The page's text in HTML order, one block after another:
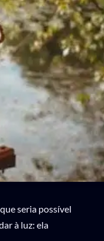
seria possível
à luz: ela